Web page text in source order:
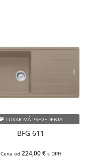
BFG 611
Cena od 224,00 € s DPH
TOVAR MÁ PREVEDENIA